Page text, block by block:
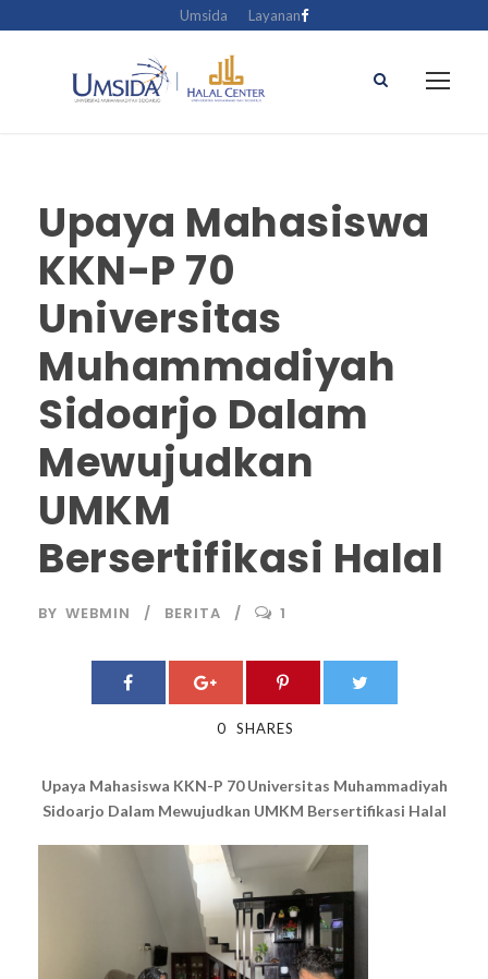
Umsida Layanan
Upaya Mahasiswa
KKN-P 70
Universitas
Muhammadiyah
Sidoarjo Dalam
Mewujudkan
UMKM
Bersertifikasi Halal
BY WEBMIN BERITA 1
0 SHARES
Upaya Mahasiswa KKN-P 70 Universitas Muhammadiyah
Sidoarjo Dalam Mewujudkan UMKM Bersertifikasi Halal